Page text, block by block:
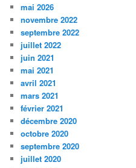
mai 2026
novembre 2022
septembre 2022
juillet 2022
juin 2021
mai 2021
avril 2021
mars 2021
février 2021
décembre 2020
octobre 2020
septembre 2020
juillet 2020